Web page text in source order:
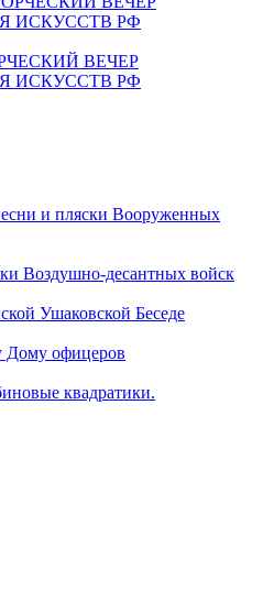
ВЕЧЕР
ИСКУССТВ РФ
и пляски Вооруженных
Воздушно-десантных войск
Ушаковской Беседе
Дому офицеров
квадратики.